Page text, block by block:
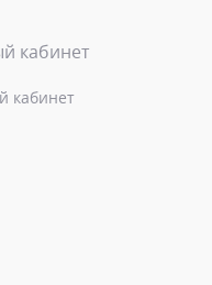
кабинет
кабинет